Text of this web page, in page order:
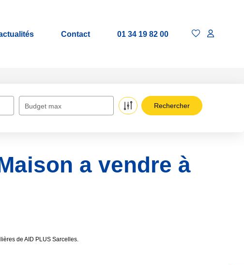
Contact 01 34 19 82 00
Budget max
a vendre à
de AID PLUS Sarcelles.